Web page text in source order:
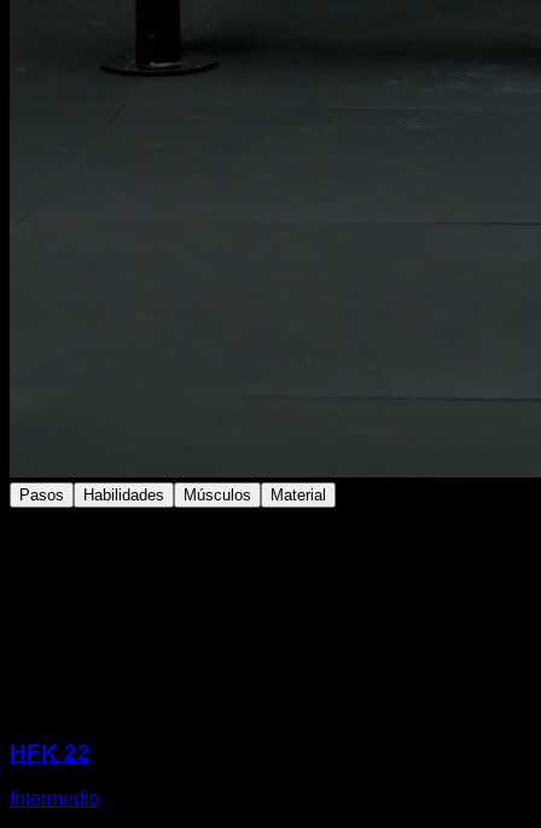
Pasos Habilidades Músculos Material
HFK 22
Intermedio